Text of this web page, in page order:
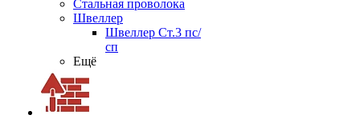
Стальная проволока
Швеллер
Швеллер Ст.3 пс/
сп
Ещё